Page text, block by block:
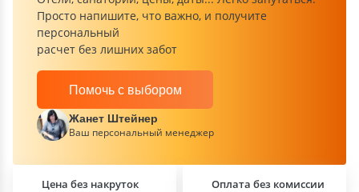
Просто напишите, что важно, и получите
персональный
расчет без лишних забот
Помочь с выбором
Жанет Штейнер
Ваш персональный менеджер
Цена без накруток Оплата без комиссии